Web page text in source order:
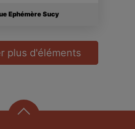
Ephémère Sucy
plus d'éléments